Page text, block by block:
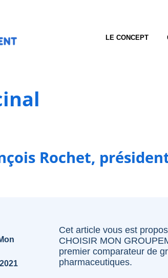
LE CONCEPT
Rochet,
Cet article vous est
CHOISIR MON
premier comparateur de
pharmaceutiques.